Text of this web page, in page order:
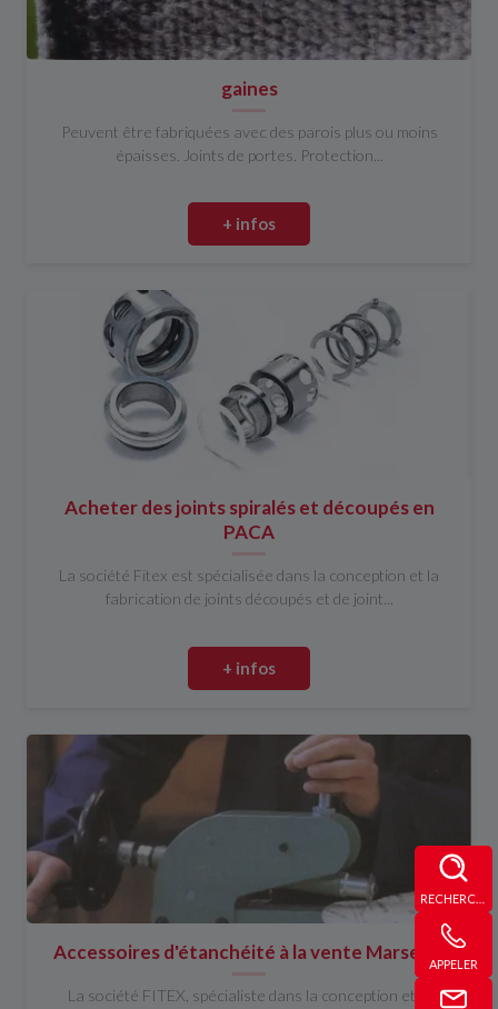
APPELER
gaines
Peuvent être fabriquées avec des parois plus ou moins
épaisses. Joints de portes. Protection...
+ infos
Acheter des joints spiralés et découpés en
PACA
La société Fitex est spécialisée dans la conception et la
fabrication de joints découpés et de joint...
+ infos
Accessoires d'étanchéité à la vente Marseille
La société FITEX, spécialiste dans la conception et la